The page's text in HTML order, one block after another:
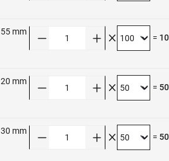
55 mm
=
20 mm
= 50
30 mm
= 50